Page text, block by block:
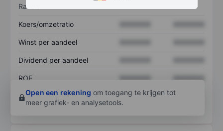
Ratio's
Koers/omzetratio
Winst per aandeel
Dividend per aandeel
ROE XXXXXXX
XXXXXXX
Open een rekening om toegang te krijgen tot
meer grafiek- en analysetools.